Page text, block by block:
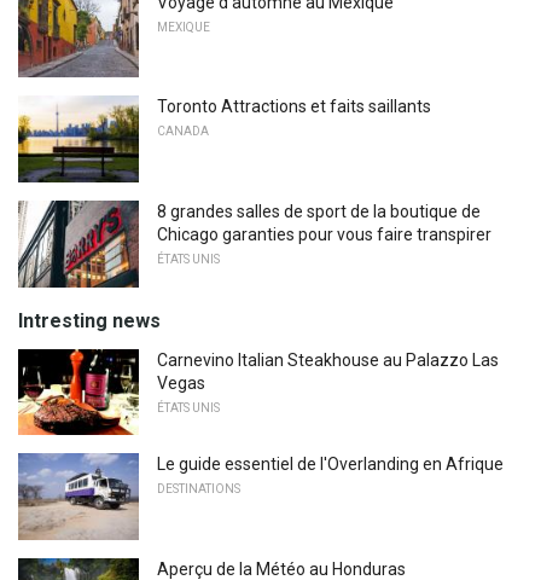
MEXIQUE
Toronto Attractions et faits saillants
CANADA
8 grandes salles de sport de la boutique de
Chicago garanties pour vous faire transpirer
ÉTATS UNIS
Intresting news
Carnevino Italian Steakhouse au Palazzo Las
Vegas
ÉTATS UNIS
Le guide essentiel de l'Overlanding en Afrique
DESTINATIONS
Aperçu de la Météo au Honduras